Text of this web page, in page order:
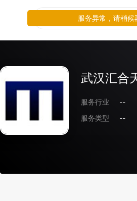
武汉汇合
服务行业
--
服务类型
--
服务异常，请稍候